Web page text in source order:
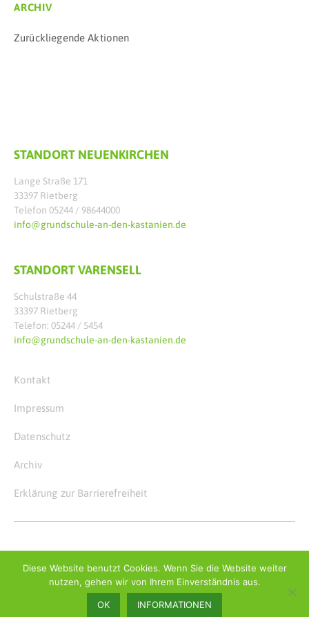
ARCHIV
Zurückliegende Aktionen
STANDORT NEUENKIRCHEN
Lange Straße 171
33397 Rietberg
Telefon 05244 / 98644000
info@grundschule-an-den-kastanien.de
STANDORT VARENSELL
Schulstraße 44
33397 Rietberg
Telefon: 05244 / 5454
info@grundschule-an-den-kastanien.de
Kontakt
Impressum
Datenschutz
Archiv
Erklärung zur Barrierefreiheit
Diese Website benutzt Cookies. Wenn Sie die Website weiter
nutzen, gehen wir von Ihrem Einverständnis aus.
OK INFORMATIONEN